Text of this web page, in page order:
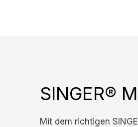
SINGER®
Mit dem richtigen